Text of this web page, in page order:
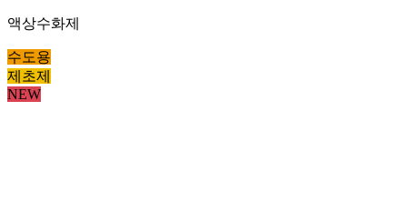
액상수화제
수도용
제초제
NEW